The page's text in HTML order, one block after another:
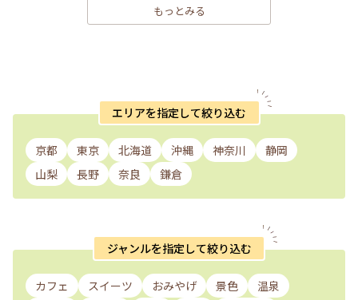
もっとみる
エリアを指定して絞り込む
京都 東京 北海道 沖縄 神奈川
静岡
山梨
長野 奈良 鎌倉
ジャンルを指定して絞り込む
カフェ スイーツ おみやげ 景色
温泉